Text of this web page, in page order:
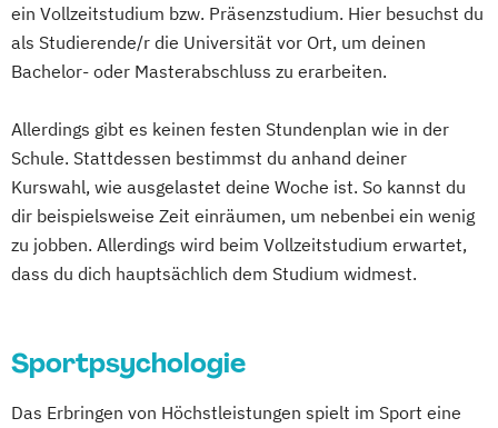
ein Vollzeitstudium bzw. Präsenzstudium. Hier besuchst du
als Studierende/r die Universität vor Ort, um deinen
Bachelor- oder Masterabschluss zu erarbeiten.
Allerdings gibt es keinen festen Stundenplan wie in der
Schule. Stattdessen bestimmst du anhand deiner
Kurswahl, wie ausgelastet deine Woche ist. So kannst du
dir beispielsweise Zeit einräumen, um nebenbei ein wenig
zu jobben. Allerdings wird beim Vollzeitstudium erwartet,
dass du dich hauptsächlich dem Studium widmest.
Sportpsychologie
Das Erbringen von Höchstleistungen spielt im Sport eine